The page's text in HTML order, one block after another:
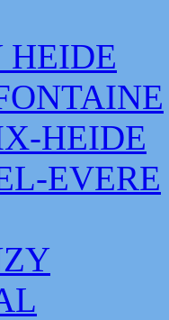
HEIDE
EVERE